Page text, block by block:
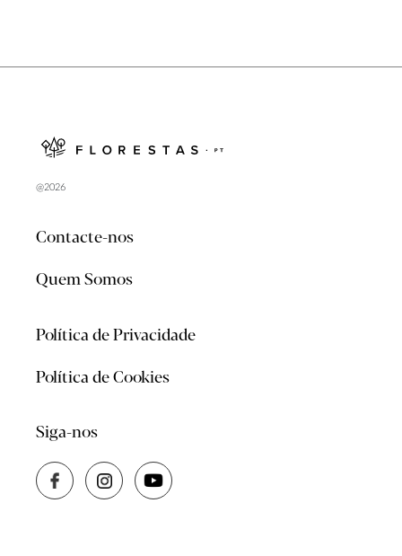
@2026
Contacte-nos
Quem Somos
Política de Privacidade
Política de Cookies
Siga-nos